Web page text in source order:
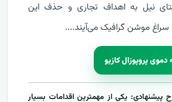
نیل به اهداف تجاری و حذف این
موشن گرافیک می‌آیند....
پروپوزال کازیو
پيشنهادي: يکي از مهمترين اقدامات بسيار